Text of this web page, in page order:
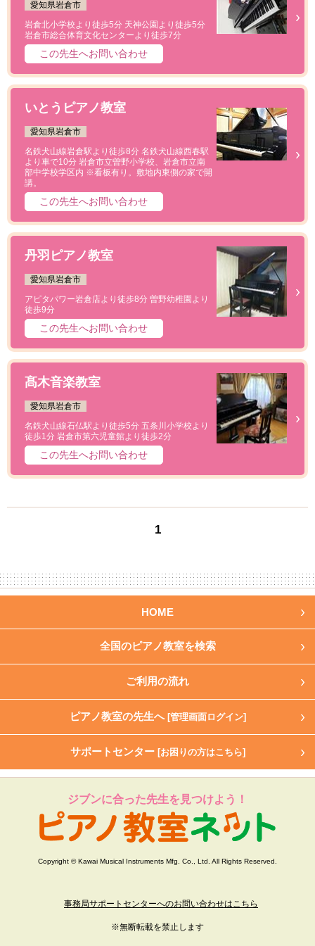
愛知県岩倉市
岩倉北小学校より徒歩5分 天神公園より徒歩5分
岩倉市総合体育文化センターより徒歩7分
この先生へお問い合わせ
いとうピアノ教室
愛知県岩倉市
名鉄犬山線岩倉駅より徒歩8分 名鉄犬山線西春駅
より車で10分 岩倉市立曽野小学校、岩倉市立南
部中学校学区内 ※看板有り。敷地内東側の家で開
講。
この先生へお問い合わせ
丹羽ピアノ教室
愛知県岩倉市
アピタパワー岩倉店より徒歩8分 曽野幼稚園より
徒歩9分
この先生へお問い合わせ
髙木音楽教室
愛知県岩倉市
名鉄犬山線石仏駅より徒歩5分 五条川小学校より
徒歩1分 岩倉市第六児童館より徒歩2分
この先生へお問い合わせ
1
HOME
全国のピアノ教室を検索
ご利用の流れ
ピアノ教室の先生へ [管理画面ログイン]
サポートセンター [お困りの方はこちら]
ジブンに合った先生を見つけよう！
Copyright © Kawai Musical Instruments Mfg. Co., Ltd. All Rights Reserved.
事務局サポートセンターへのお問い合わせはこちら
※無断転載を禁止します